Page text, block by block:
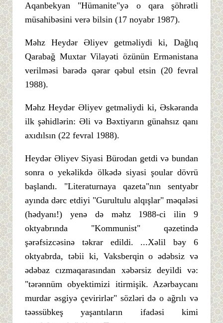
Aqanbekyan "Hümanite"yə o qara şöhrətli
müsahibəsini verə bilsin (17 noyabr 1987).
Məhz Heydər Əliyev getməliydi ki, Dağlıq
Qarabağ Muxtar Vilayəti özünün Ermənistana
verilməsi barədə qərar qəbul etsin (20 fevral
1988).
Məhz Heydər Əliyev getməliydi ki, Əskəranda
ilk şəhidlərin: Əli və Bəxtiyarın günahsız qanı
axıdılsın (22 fevral 1988).
Heydər Əliyev Siyasi Bürodan getdi və bundan
sonra o yekəlikdə ölkədə siyasi şoular dövrü
başlandı. "Literaturnaya qazeta"nın sentyabr
ayında dərc etdiyi "Gurultulu alqışlar" məqaləsi
(hədyanı!) yenə də məhz 1988-ci ilin 9
oktyabrında "Kommunist" qəzetində
şərəfsizcəsinə təkrar edildi. ...Xəlil bəy 6
oktyabrda, təbii ki, Vaksberqin o ədəbsiz və
ədəbaz cızmaqarasından xəbərsiz deyildi və:
"tərənnüm obyektimizi itirmişik. Azərbaycanı
murdar əsgiyə çevirirlər" sözləri də o ağrılı və
təəssübkeş yaşantıların ifadəsi kimi